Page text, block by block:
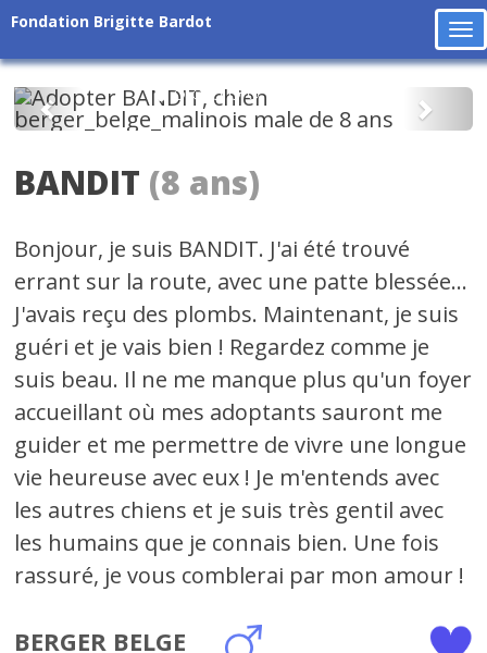
Fondation Brigitte Bardot
Précédent
BANDIT (8 ans)
Bonjour, je suis BANDIT. J'ai été trouvé
errant sur la route, avec une patte blessée...
J'avais reçu des plombs. Maintenant, je suis
guéri et je vais bien ! Regardez comme je
suis beau. Il ne me manque plus qu'un foyer
accueillant où mes adoptants sauront me
guider et me permettre de vivre une longue
vie heureuse avec eux ! Je m'entends avec
les autres chiens et je suis très gentil avec
les humains que je connais bien. Une fois
rassuré, je vous comblerai par mon amour !
BERGER BELGE